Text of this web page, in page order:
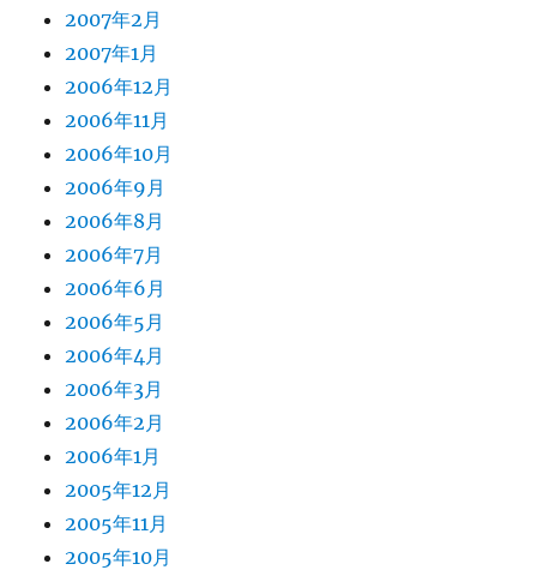
2007年2月
2007年1月
2006年12月
2006年11月
2006年10月
2006年9月
2006年8月
2006年7月
2006年6月
2006年5月
2006年4月
2006年3月
2006年2月
2006年1月
2005年12月
2005年11月
2005年10月